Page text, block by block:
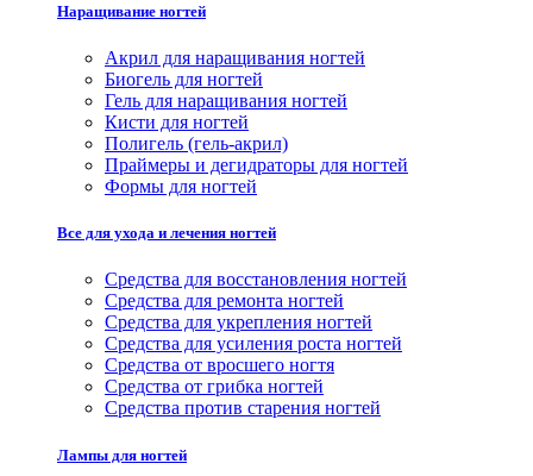
Наращивание ногтей
Акрил для наращивания ногтей
Биогель для ногтей
Гель для наращивания ногтей
Кисти для ногтей
Полигель (гель-акрил)
Праймеры и дегидраторы для ногтей
Формы для ногтей
Все для ухода и лечения ногтей
Средства для восстановления ногтей
Средства для ремонта ногтей
Средства для укрепления ногтей
Средства для усиления роста ногтей
Средства от вросшего ногтя
Средства от грибка ногтей
Средства против старения ногтей
Лампы для ногтей